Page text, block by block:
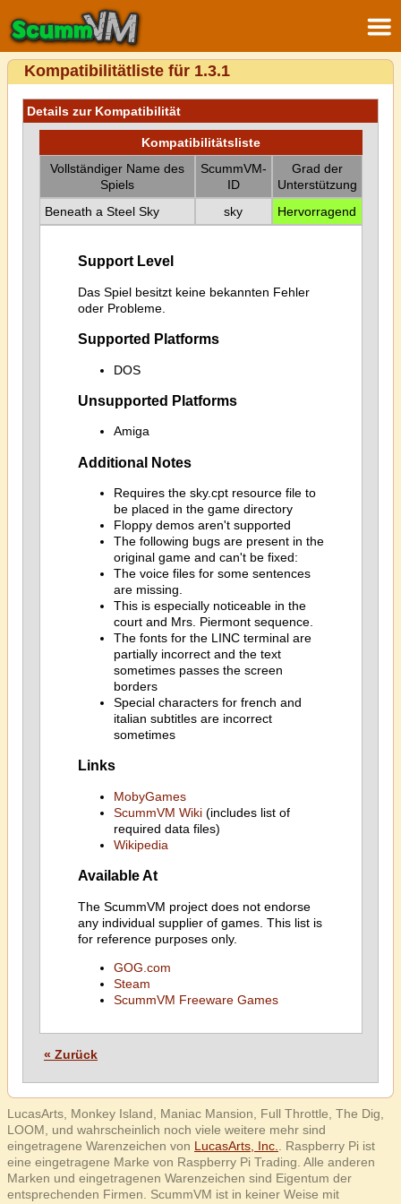
Kompatibilitätliste für 1.3.1
Details zur Kompatibilität
Kompatibilitätsliste
Vollständiger Name des
Spiels
ScummVM-
ID
Grad der
Unterstützung
Beneath a Steel Sky
sky Hervorragend
Support Level
Das Spiel besitzt keine bekannten Fehler
oder Probleme.
Supported Platforms
DOS
Unsupported Platforms
Amiga
Additional Notes
Requires the sky.cpt resource file to
be placed in the game directory
Floppy demos aren't supported
The following bugs are present in the
original game and can't be fixed:
The voice files for some sentences
are missing.
This is especially noticeable in the
court and Mrs. Piermont sequence.
The fonts for the LINC terminal are
partially incorrect and the text
sometimes passes the screen
borders
Special characters for french and
italian subtitles are incorrect
sometimes
Links
MobyGames
ScummVM Wiki(includes list of
required data files)
Wikipedia
Available At
The ScummVM project does not endorse
any individual supplier of games. This list is
for reference purposes only.
GOG.com
Steam
ScummVM Freeware Games
« Zurück
LucasArts, Monkey Island, Maniac Mansion, Full Throttle, The Dig,
LOOM, und wahrscheinlich noch viele weitere mehr sind
eingetragene Warenzeichen von LucasArts, Inc.
. Raspberry Pi ist
eine eingetragene Marke von Raspberry Pi Trading. Alle anderen
Marken und eingetragenen Warenzeichen sind Eigentum der
entsprechenden Firmen. ScummVM ist in keiner Weise mit